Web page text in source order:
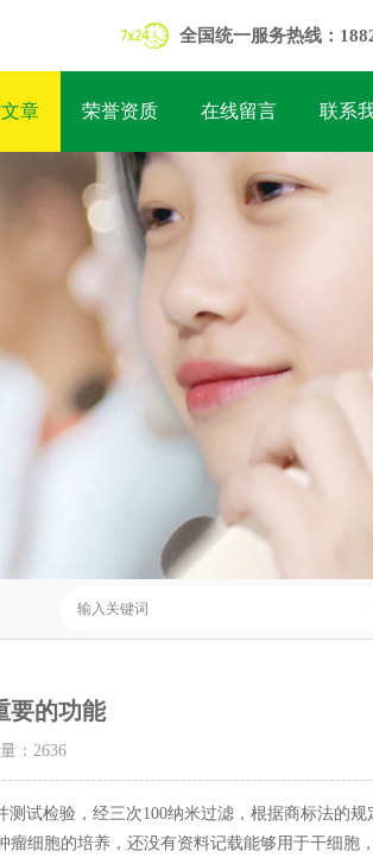
全国统一服务热线：
章 荣誉资质 在线留言 联系
要的功能
： 2636
检验，经三次100纳米过滤，根据商标法的规
细胞的培养，还没有资料记载能够用于干细胞